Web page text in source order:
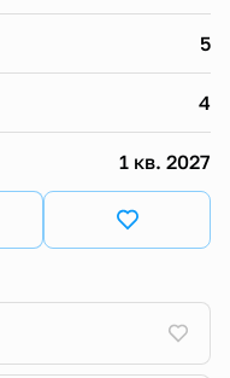
5
4
1 кв. 2027